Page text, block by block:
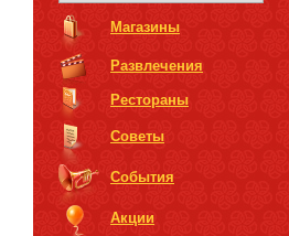
Магазины
Развлечения
Рестораны
Советы
События
Акции